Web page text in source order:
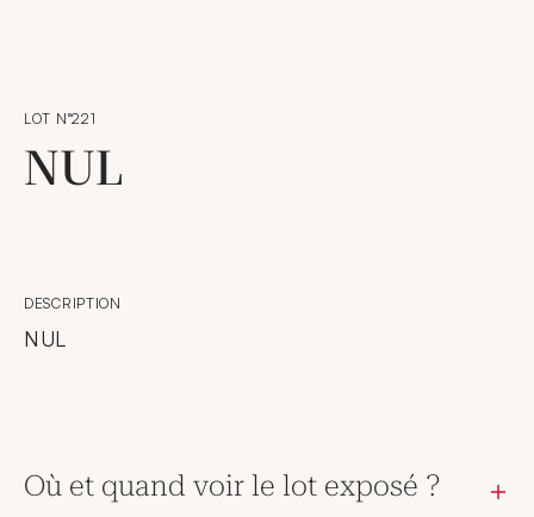
LOT N°221
NUL
DESCRIPTION
NUL
Où et quand voir le lot exposé ?